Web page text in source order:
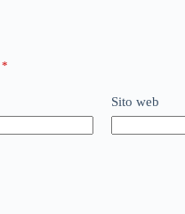
*
Sito web